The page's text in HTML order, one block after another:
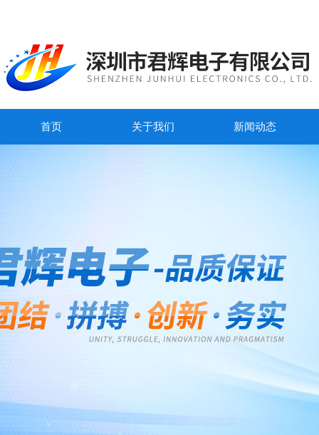
首页 关于我们 新闻动态